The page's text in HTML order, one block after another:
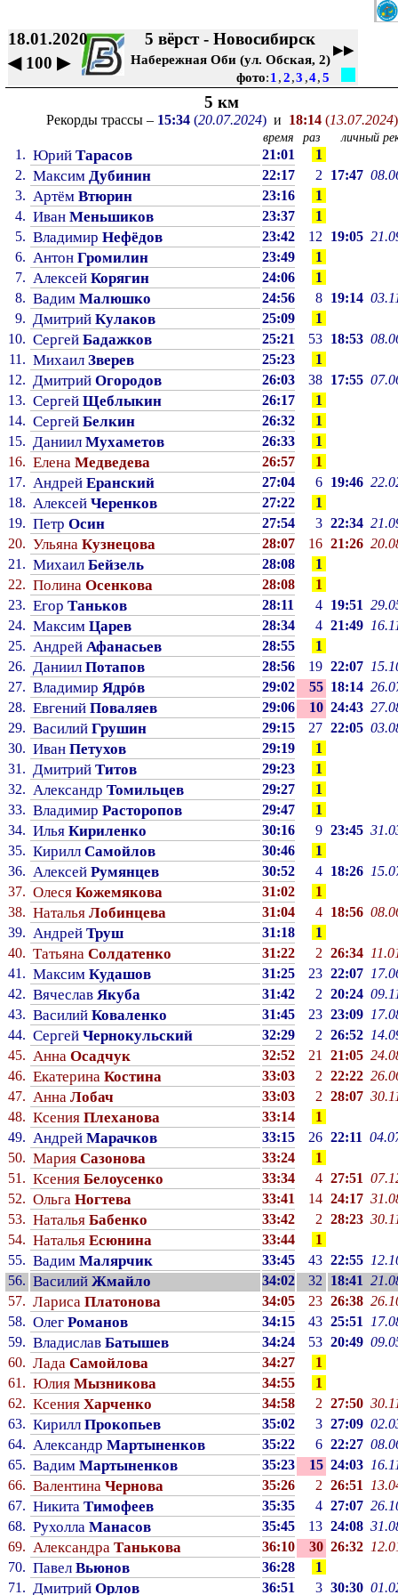
18.01.2020
◀100 ▶
5 вёрст - Новосибирск
Набережная Оби (ул. Обская, 2)
▶▶
фото:1 ,2,3 ,4,5
5 км
Рекорды трассы – 15:34(20.07.2024)и 18:14(13.07.2024)
время раз личный
1. Юрий Тарасов 21:01
1
2. Максим Дубинин 22:17 2 17:47
3. Артём Втюрин 23:16
1
4. Иван Меньшиков 23:37
1
5. Владимир Нефёдов 23:42 12 19:05
6. Антон Громилин 23:49
1
7. Алексей Корягин 24:06
1
8. Вадим Малюшко 24:56 8 19:14
9. Дмитрий Кулаков 25:09
1
10. Сергей Бадажков 25:21 53 18:53
11. Михаил Зверев 25:23
1
12. Дмитрий Огородов 26:03 38 17:55
13. Сергей Щеблыкин 26:17
1
14. Сергей Белкин 26:32
1
15. Даниил Мухаметов 26:33
1
16. Елена Медведева 26:57
1
17. Андрей Еранский 27:04 6 19:46
18. Алексей Черенков 27:22
1
19. Петр Осин 27:54 3 22:34
20. Ульяна Кузнецова 28:07 16 21:26
21. Михаил Бейзель 28:08
1
22. Полина Осенкова 28:08
1
23. Егор Таньков 28:11 4 19:51
24. Максим Царев 28:34 4 21:49
25. Андрей Афанасьев 28:55
1
26. Даниил Потапов 28:56 19 22:07
27. Владимир Ядрóв 29:02 55 18:14
28. Евгений Поваляев 29:06 10 24:43
29. Василий Грушин 29:15 27 22:05
30. Иван Петухов 29:19
1
31. Дмитрий Титов 29:23
1
32. Александр Томильцев 29:27
1
33. Владимир Расторопов 29:47
1
34. Илья Кириленко 30:16 9 23:45
35. Кирилл Самойлов 30:46
1
36. Алексей Румянцев 30:52 4 18:26
37. Олеся Кожемякова 31:02
1
38. Наталья Лобинцева 31:04 4 18:56
39. Андрей Труш 31:18
1
40. Татьяна Солдатенко 31:22 2 26:34
41. Максим Кудашов 31:25 23 22:07
42. Вячеслав Якуба 31:42 2 20:24
43. Василий Коваленко 31:45 23 23:09
44. Сергей Чернокульский 32:29 2 26:52
45. Анна Осадчук 32:52 21 21:05
46. Екатерина Костина 33:03 2 22:22
47. Анна Лобач 33:03 2 28:07
48. Ксения Плеханова 33:14
1
49. Андрей Марачков 33:15 26 22:11
50. Мария Сазонова 33:24
1
51. Ксения Белоусенко 33:34 4 27:51
52. Ольга Ногтева 33:41 14 24:17
53. Наталья Бабенко 33:42 2 28:23
54. Наталья Есюнина 33:44
1
55. Вадим Малярчик 33:45 43 22:55
56. Василий Жмайло 34:02 32 18:41
57. Лариса Платонова 34:05 23 26:38
58. Олег Романов 34:15 43 25:51
59. Владислав Батышев 34:24 53 20:49
60. Лада Самойлова 34:27
1
61. Юлия Мызникова 34:55
1
62. Ксения Харченко 34:58 2 27:50
63. Кирилл Прокопьев 35:02 3 27:09
64. Александр Мартыненков 35:22 6 22:27
65. Вадим Мартыненков 35:23 15 24:03
66. Валентина Чернова 35:26 2 26:51
67. Никита Тимофеев 35:35 4 27:07
68. Рухолла Манасов 35:45 13 24:08
69. Александра Танькова 36:10 30 26:32
70. Павел Вьюнов 36:28
1
71. Дмитрий Орлов 36:51 3 30:30